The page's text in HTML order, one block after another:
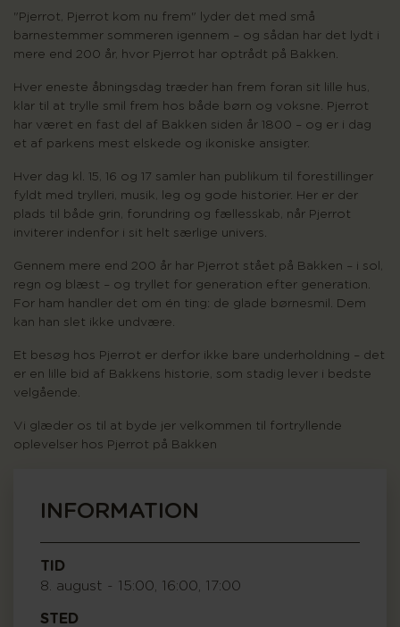
"Pjerrot, Pjerrot kom nu frem" lyder det med små
barnestemmer sommeren igennem – og sådan har det lydt i
mere end 200 år, hvor Pjerrot har optrådt på Bakken.
Hver eneste åbningsdag træder han frem foran sit lille hus,
klar til at trylle smil frem hos både børn og voksne. Pjerrot
har været en fast del af Bakken siden år 1800 – og er i dag
et af parkens mest elskede og ikoniske ansigter.
Hver dag kl. 15, 16 og 17 samler han publikum til forestillinger
fyldt med trylleri, musik, leg og gode historier. Her er der
plads til både grin, forundring og fællesskab, når Pjerrot
inviterer indenfor i sit helt særlige univers.
Gennem mere end 200 år har Pjerrot stået på Bakken – i sol,
regn og blæst – og tryllet for generation efter generation.
For ham handler det om én ting: de glade børnesmil. Dem
kan han slet ikke undvære.
Et besøg hos Pjerrot er derfor ikke bare underholdning – det
er en lille bid af Bakkens historie, som stadig lever i bedste
velgående.
Vi glæder os til at byde jer velkommen til fortryllende
oplevelser hos Pjerrot på Bakken
INFORMATION
TID
8. august - 15:00, 16:00, 17:00
STED